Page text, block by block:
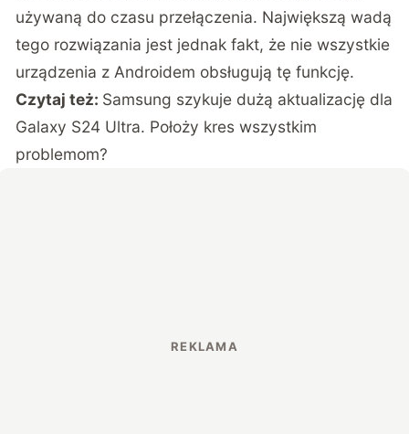
używaną do czasu przełączenia. Największą wadą
tego rozwiązania jest jednak fakt, że nie wszystkie
urządzenia z Androidem obsługują tę funkcję.
Czytaj też: Samsung szykuje dużą aktualizację dla
Galaxy S24 Ultra. Położy kres wszystkim
problemom?